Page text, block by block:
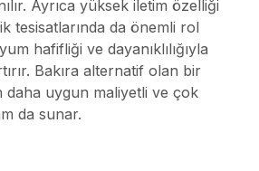
Ayrıca yüksek iletim özelliği
tesisatlarında da önemli rol
hafifliği ve dayanıklılığıyla
Bakıra alternatif olan bir
uygun maliyetli ve çok
da sunar.